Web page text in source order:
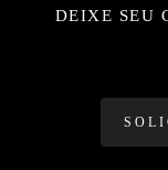
DEIXE SEU